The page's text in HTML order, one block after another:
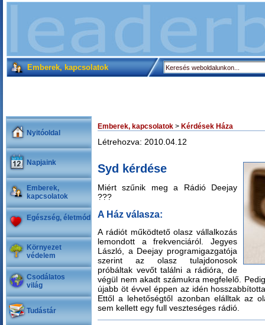
Emberek, kapcsolatok
Nyitóoldal
Napjaink
Emberek,
kapcsolatok
Egészség, életmód
Környezet
védelem
Csodálatos
világ
Tudástár
Emberek, kapcsolatok > Kérdések Háza
Létrehozva: 2010.04.12
Syd kérdése
Miért szűnik meg a Rádió Deejay
???
A Ház válasza:
A rádiót működtető olasz vállalkozás
lemondott a frekvenciáról. Jegyes
László, a Deejay programigazgatója
szerint az olasz tulajdonosok
próbáltak vevőt találni a rádióra, de
végül nem akadt számukra megfelelő.
újabb öt évvel éppen az idén
Ettől a lehetőségtől azonban elálltak az
sem kellett egy full veszteséges rádió.